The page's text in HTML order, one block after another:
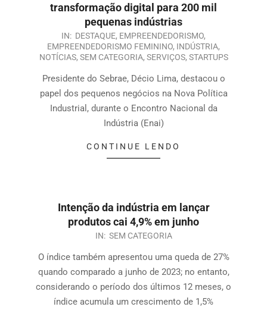
transformação digital para 200 mil
pequenas indústrias
IN: DESTAQUE, EMPREENDEDORISMO,
EMPREENDEDORISMO FEMININO, INDÚSTRIA,
NOTÍCIAS, SEM CATEGORIA, SERVIÇOS, STARTUPS
Presidente do Sebrae, Décio Lima, destacou o
papel dos pequenos negócios na Nova Política
Industrial, durante o Encontro Nacional da
Indústria (Enai)
CONTINUE LENDO
Intenção da indústria em lançar
produtos cai 4,9% em junho
IN: SEM CATEGORIA
O índice também apresentou uma queda de 27%
quando comparado a junho de 2023; no entanto,
considerando o período dos últimos 12 meses, o
índice acumula um crescimento de 1,5%